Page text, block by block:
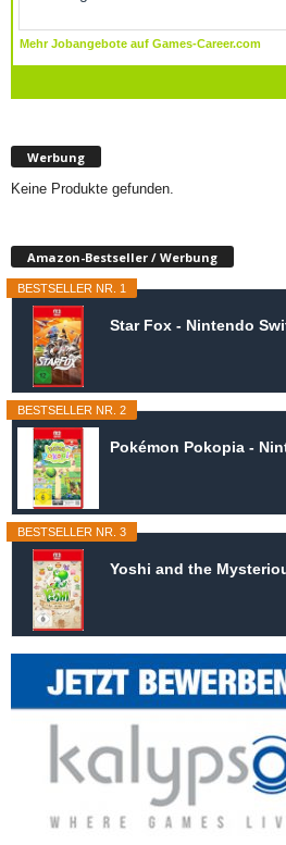
Werbung
Keine Produkte gefunden.
Amazon-Bestseller / Werbung
BESTSELLER NR. 1
Star Fox - Nintendo
BESTSELLER NR. 2
Pokémon Pokopia -
BESTSELLER NR. 3
Yoshi and the